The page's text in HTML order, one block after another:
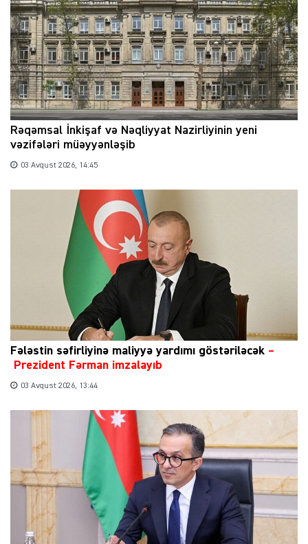
Rəqəmsal İnkişaf və Nəqliyyat Nazirliyinin yeni
vəzifələri müəyyənləşib
03 Avqust 2026, 14:45
Fələstin səfirliyinə maliyyə yardımı göstəriləcək –
Prezident Fərman imzalayıb
03 Avqust 2026, 13:44